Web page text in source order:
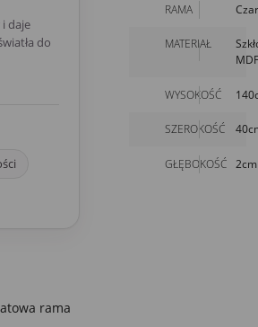
daje
do
rama
RAMA
MATERIAŁ
MDF
WYSOKOŚĆ
SZEROKOŚĆ
GŁĘBOKOŚĆ 2cm